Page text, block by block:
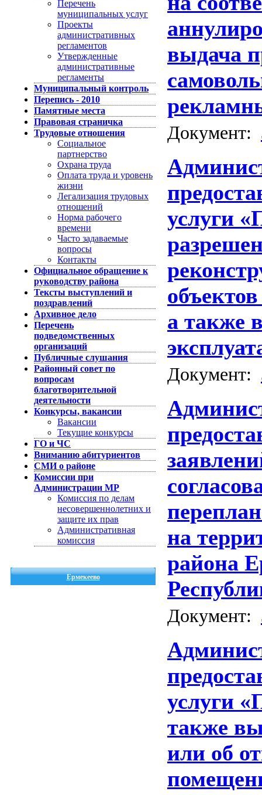
Перечень
муниципальных услуг
Проекты
административных
регламентов
Утвержденные
административные
регламенты
Муниципальный контроль
Перепись - 2010
Памятные места
Правовая страничка
Трудовые отношения
Социальное
партнерство
Охрана труда
Оплата труда и уровень
жизни
Легализация трудовых
отношений
Норма рабочего
времени
Часто задаваемые
вопросы
Контакты
Официальное обращение к
руководству района
Тексты выступлений и
поздравлений
Архивное дело
Перечень
подведомственных
организаций
Публичные слушания
Районный совет по
вопросам
благотворительной
деятельности
Конкурсы, вакансии
Вакансии
Текущие конкурсы
ГО и ЧС
Вниманию абитуриентов
СМИ о районе
Комиссии при
Администрации МР
Комиссия по делам
несовершеннолетних и
защите их прав
Административная
комиссия
Ермекеево
выдача
Документ:
услуги
а также
Документ:
на
района
Документ:
услуги
также
или об